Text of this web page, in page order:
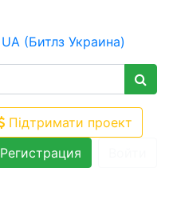
Підтримати проект
Регистрация